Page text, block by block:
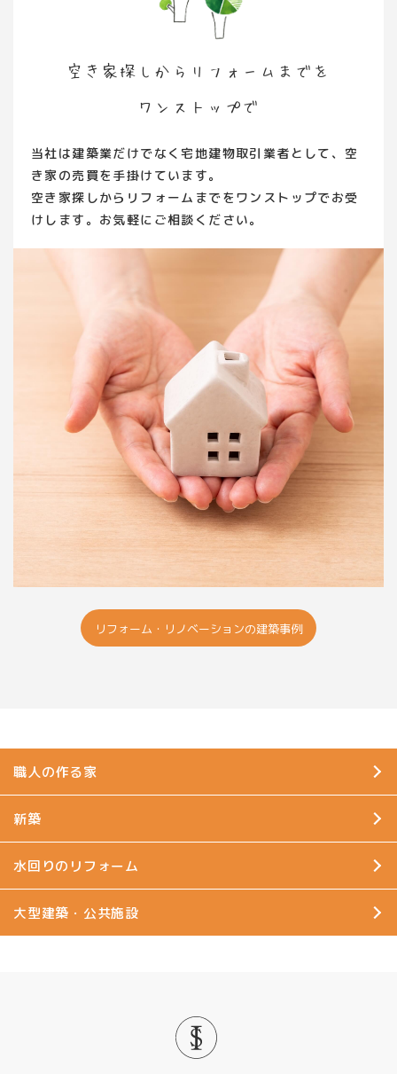
空き家探しから リフォームまでを
ワンストップで
当社は建築業だけでなく宅地建物取引業者として、空
き家の売買を手掛けています。
空き家探しからリフォームまでをワンストップでお受
けします。お気軽にご相談ください。
リフォーム・リノベーションの建築事例
職人の作る家
新築
水回りのリフォーム
大型建築・公共施設